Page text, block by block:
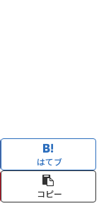
はてブ
コピー